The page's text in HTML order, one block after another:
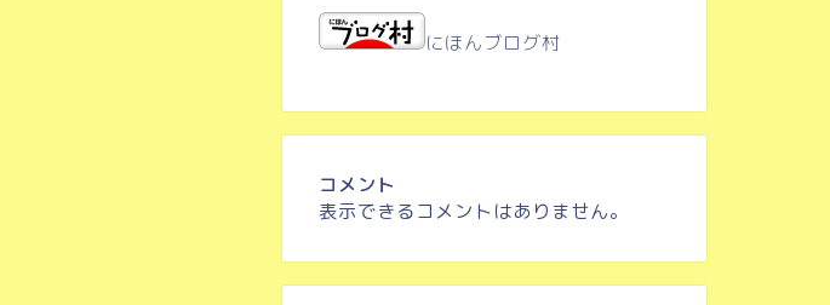
にほんブログ村
コメント
表示できるコメントはありません。